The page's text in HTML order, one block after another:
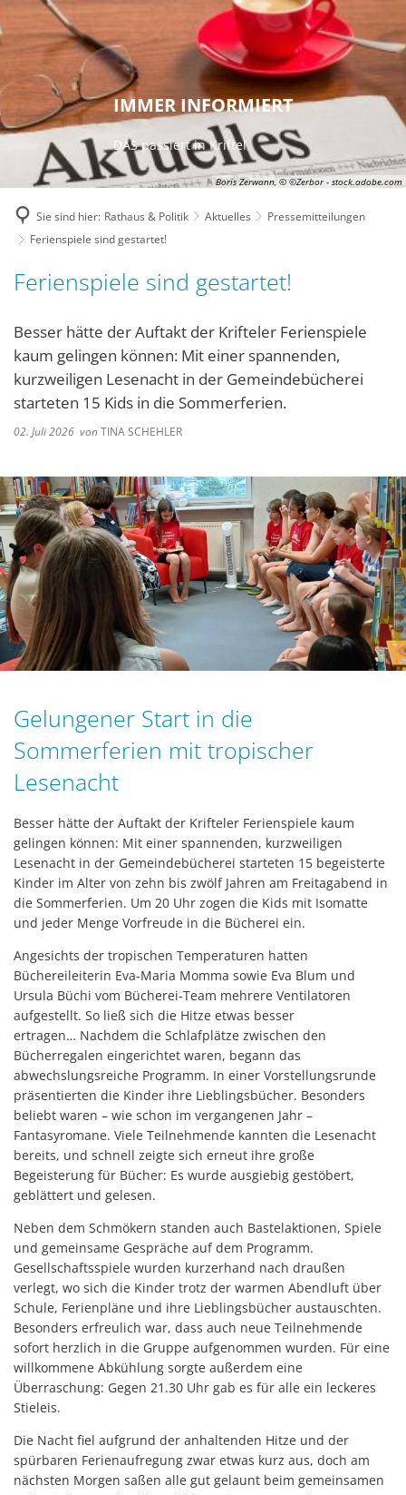
Boris Zerwann, © ©Zerbor - stock.adobe.com
IMMER INFORMIERT
DAS passiert in Kriftel
Sie sind hier: Rathaus & Politik Aktuelles
Pressemitteilungen
Ferienspiele sind gestartet!
Ferienspiele sind gestartet!
Besser hätte der Auftakt der Krifteler Ferienspiele
kaum gelingen können: Mit einer spannenden,
kurzweiligen Lesenacht in der Gemeindebücherei
starteten 15 Kids in die Sommerferien.
02. Juli 2026 vonTINA SCHEHLER
Gelungener Start in die
Sommerferien mit tropischer
Lesenacht
Besser hätte der Auftakt der Krifteler Ferienspiele kaum
gelingen können: Mit einer spannenden, kurzweiligen
Lesenacht in der Gemeindebücherei starteten 15 begeisterte
Kinder im Alter von zehn bis zwölf Jahren am Freitagabend in
die Sommerferien. Um 20 Uhr zogen die Kids mit Isomatte
und jeder Menge Vorfreude in die Bücherei ein.
Angesichts der tropischen Temperaturen hatten
Büchereileiterin Eva-Maria Momma sowie Eva Blum und
Ursula Büchi vom Bücherei-Team mehrere Ventilatoren
aufgestellt. So ließ sich die Hitze etwas besser
ertragen… Nachdem die Schlafplätze zwischen den
Bücherregalen eingerichtet waren, begann das
abwechslungsreiche Programm. In einer Vorstellungsrunde
präsentierten die Kinder ihre Lieblingsbücher. Besonders
beliebt waren – wie schon im vergangenen Jahr –
Fantasyromane. Viele Teilnehmende kannten die Lesenacht
bereits, und schnell zeigte sich erneut ihre große
Begeisterung für Bücher: Es wurde ausgiebig gestöbert,
geblättert und gelesen.
Neben dem Schmökern standen auch Bastelaktionen, Spiele
und gemeinsame Gespräche auf dem Programm.
Gesellschaftsspiele wurden kurzerhand nach draußen
verlegt, wo sich die Kinder trotz der warmen Abendluft über
Schule, Ferienpläne und ihre Lieblingsbücher austauschten.
Besonders erfreulich war, dass auch neue Teilnehmende
sofort herzlich in die Gruppe aufgenommen wurden. Für eine
willkommene Abkühlung sorgte außerdem eine
Überraschung: Gegen 21.30 Uhr gab es für alle ein leckeres
Stieleis.
Die Nacht fiel aufgrund der anhaltenden Hitze und der
spürbaren Ferienaufregung zwar etwas kurz aus, doch am
nächsten Morgen saßen alle gut gelaunt beim gemeinsamen